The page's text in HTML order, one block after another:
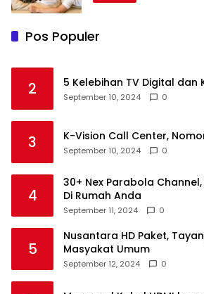
Pos Populer
2 5 Kelebihan TV Digital dan
September 10, 2024 0
3 K-Vision Call Center,
September 10, 2024 0
4
30+ Nex Parabola
Di Rumah Anda
September 11, 2024 0
5
Nusantara HD Paket,
Masyakat Umum
September 12, 2024 0